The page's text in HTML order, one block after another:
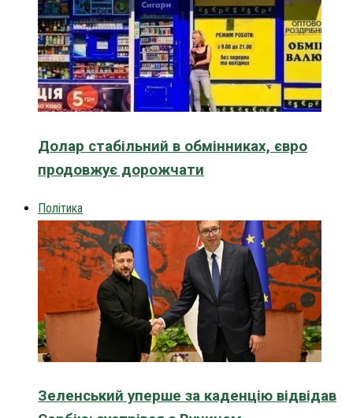
Долар стабільний в обмінниках, євро
продовжує дорожчати
Політика
Зеленський уперше за каденцію відвідав